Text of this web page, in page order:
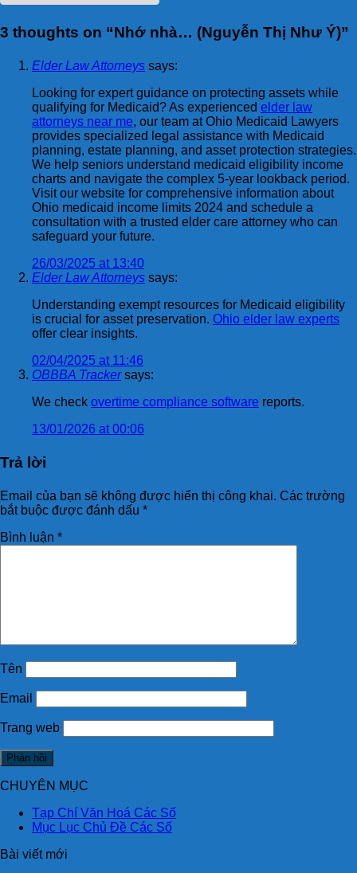
3 thoughts on “Nhớ nhà… (Nguyễn Thị Như Ý)”
Elder Law Attorneys says:
Looking for expert guidance on protecting assets while
qualifying for Medicaid? As experienced elder law
attorneys near me, our team at Ohio Medicaid Lawyers
provides specialized legal assistance with Medicaid
planning, estate planning, and asset protection strategies.
We help seniors understand medicaid eligibility income
charts and navigate the complex 5-year lookback period.
Visit our website for comprehensive information about
Ohio medicaid income limits 2024 and schedule a
consultation with a trusted elder care attorney who can
safeguard your future.
26/03/2025 at 13:40
Elder Law Attorneys says:
Understanding exempt resources for Medicaid eligibility
is crucial for asset preservation. Ohio elder law experts
offer clear insights.
02/04/2025 at 11:46
OBBBA Tracker says:
We check overtime compliance software reports.
13/01/2026 at 00:06
Trả lời
Email của bạn sẽ không được hiển thị công khai. Các trường
bắt buộc được đánh dấu *
Bình luận *
Tên
Email
Trang web
CHUYÊN MỤC
Tạp Chí Văn Hoá Các Số
Mục Lục Chủ Đề Các Số
Bài viết mới